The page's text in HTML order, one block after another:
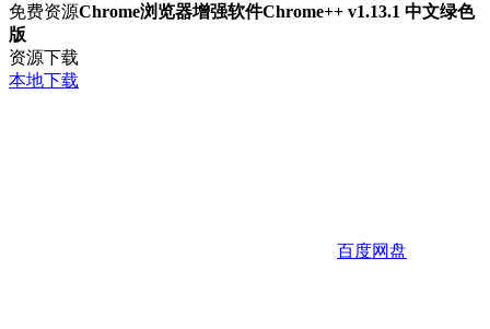
免费资源Chrome浏览器增强软件Chrome++ v1.13.1 中文绿色
版
资源下载
本地下载
百度网盘